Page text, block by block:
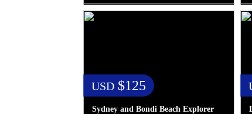
USD $125
Sydney and Bondi Beach Explorer